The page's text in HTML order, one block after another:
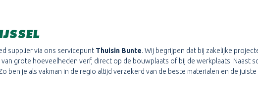
supplier via ons servicepunt Thuisin Bunte. Wij begrijpen dat bij zakelijke
grote hoeveelheden verf, direct op de bouwplaats of bij de werkplaats. Naast
je als vakman in de regio altijd verzekerd van de beste materialen en de